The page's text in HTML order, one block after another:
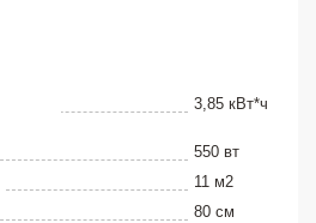
3,85 кВт*ч
550 вт
11 м2
80 см